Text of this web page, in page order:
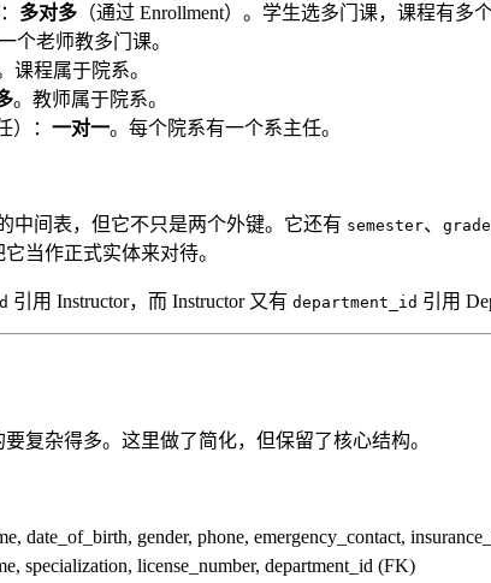
多对多 （通过 Enrollment）。学生选多门课，课程有多
个老师教多门课。
课程属于院系。
。教师属于院系。
）： 一对一。每个院系有一个系主任。
中间表，但它不只是两个外键。它还有 semester、 grade
当作正式实体来对待。
引用 Instructor，而 Instructor 又有 department_id 引用
复杂得多。这里做了简化，但保留了核心结构。
date_of_birth, gender, phone, emergency_contact,
specialization, license_number, department_id (FK)